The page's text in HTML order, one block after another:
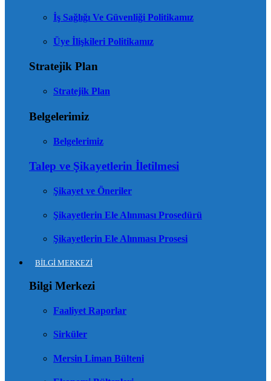
İş Sağlığı Ve Güvenliği Politikamız
Üye İlişkileri Politikamız
Stratejik Plan
Stratejik Plan
Belgelerimiz
Belgelerimiz
Talep ve Şikayetlerin İletilmesi
Şikayet ve Öneriler
Şikayetlerin Ele Alınması Prosedürü
Şikayetlerin Ele Alınması Prosesi
BİLGİ MERKEZİ
Bilgi Merkezi
Faaliyet Raporlar
Sirküler
Mersin Liman Bülteni